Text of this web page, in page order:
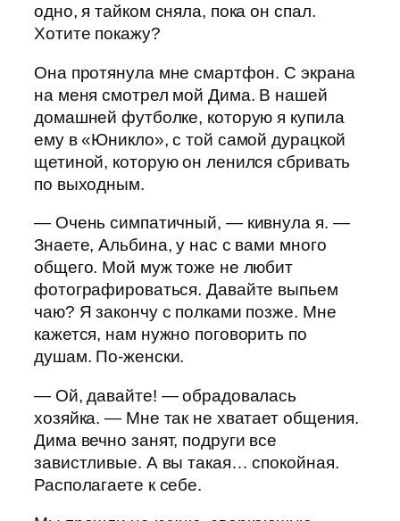
одно, я тайком сняла, пока он спал.
Хотите покажу?
Она протянула мне смартфон. С экрана
на меня смотрел мой Дима. В нашей
домашней футболке, которую я купила
ему в «Юникло», с той самой дурацкой
щетиной, которую он ленился сбривать
по выходным.
— Очень симпатичный, — кивнула я. —
Знаете, Альбина, у нас с вами много
общего. Мой муж тоже не любит
фотографироваться. Давайте выпьем
чаю? Я закончу с полками позже. Мне
кажется, нам нужно поговорить по
душам. По-женски.
— Ой, давайте! — обрадовалась
хозяйка. — Мне так не хватает общения.
Дима вечно занят, подруги все
завистливые. А вы такая… спокойная.
Располагаете к себе.